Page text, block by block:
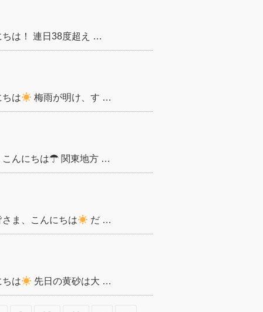
ちは！ 連日38度超え …
ちは 梅雨が明け、す …
こんにちは☂ 関東地方 …
ま、こんにちは だ …
ちは 先日の黄砂は大 …